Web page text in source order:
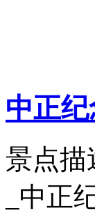
中正
景点描
_中正